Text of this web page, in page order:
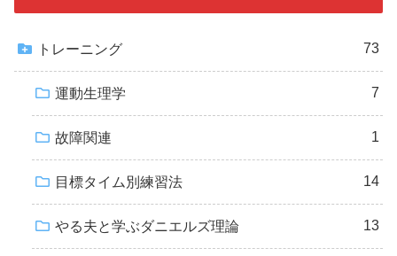
トレーニング 73
運動生理学 7
故障関連 1
目標タイム別練習法 14
やる夫と学ぶダニエルズ理論 13